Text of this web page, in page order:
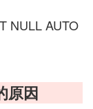
NULL AUTO
原因